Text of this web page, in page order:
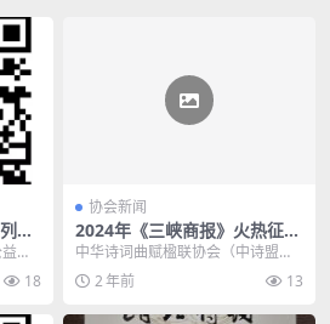
公
年
讲
日
18
协会新闻
2024年《三峡商报》火热征订
中！
中华诗词曲赋楹联协会（中诗盟）
战略合作伙伴《三峡商报》2024年
征订，全年仅28...
2 年前 13